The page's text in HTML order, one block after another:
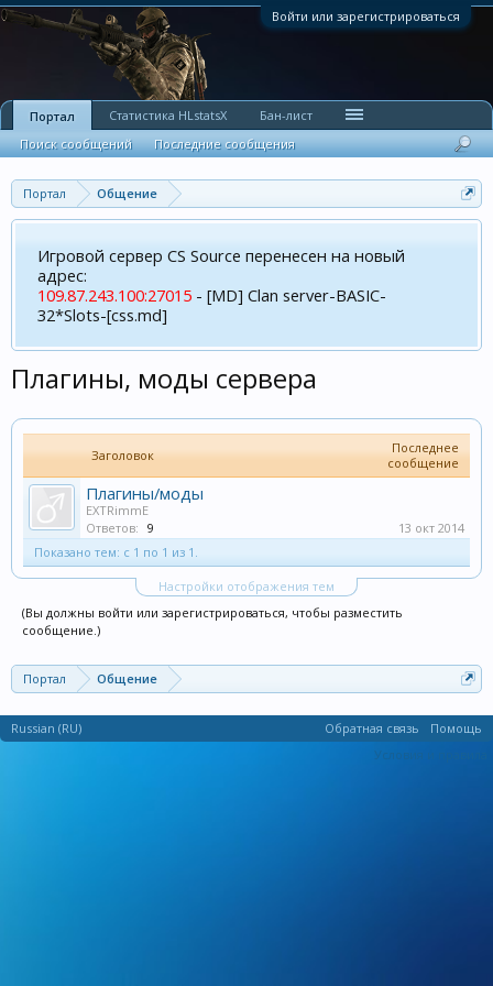
Войти или зарегистрироваться
Портал Общение
Игровой сервер CS Source перенесен на новый
адрес:
109.87.243.100:27015 - [MD] Clan server-BASIC-
32*Slots-[css.md]
Плагины, моды сервера
Заголовок
Последнее
сообщение
Плагины/моды
EXTRimmE
Ответов: 9
13 окт 2014
Показано тем: с 1 по 1 из 1.
Настройки отображения тем
(Вы должны войти или зарегистрироваться, чтобы разместить
сообщение.)
Портал Общение
Портал
Поиск сообщений
Последние сообщения
Статистика HLstatsX Бан-лист
Russian (RU) Обратная связь
Помощь
Условия и правила